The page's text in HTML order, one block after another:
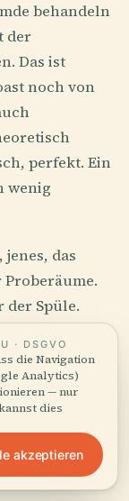
behandeln
der
Das ist
noch von
perfekt. Ein
wenig
das
der Spüle.
Baumarkts,
den Kampf
zeigen
Sauerteig,
man sonst
· DSGVO
die Navigation
Analytics)
— nur
dies
akzeptieren